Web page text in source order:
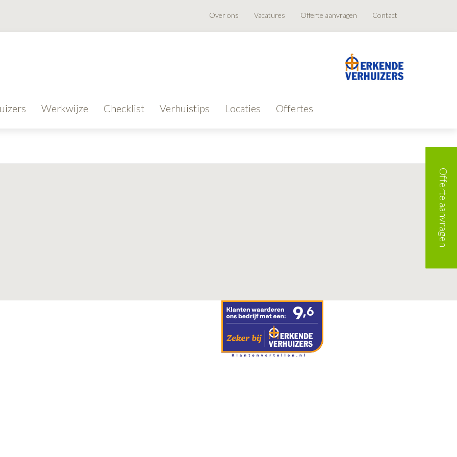
Contact
Offerte aanvragen
Vacatures
Over ons
Werkwijze Checklist Verhuistips Locaties Offertes
Offerte aanvragen